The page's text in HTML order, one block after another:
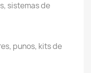
sistemas de
punos, kits de